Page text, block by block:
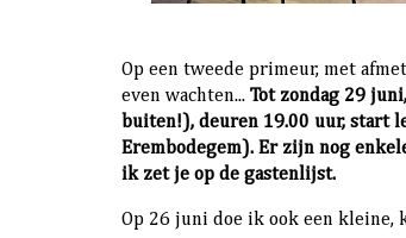
Op een tweede primeur, met
even wachten... Tot zondag 29
buiten!), deuren 19.00 uur, start
Erembodegem). Er zijn nog
ik zet je op de gastenlijst.
Op 26 juni doe ik ook een